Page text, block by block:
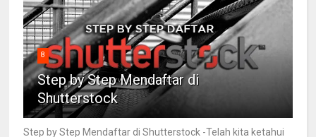
8
Step by Step Mendaftar di
Shutterstock
Step by Step Mendaftar di Shutterstock -Telah kita ketahui